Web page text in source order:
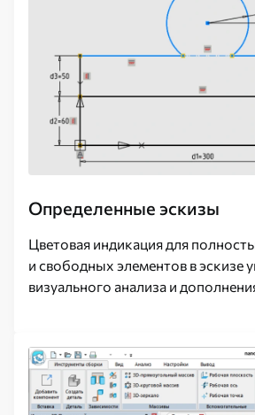
Определенные эскизы
Цветовая индикация для
и свободных элементов в эскизе
визуального анализа и